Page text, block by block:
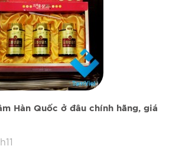
Hàn Quốc ở đâu chính hãng, giá